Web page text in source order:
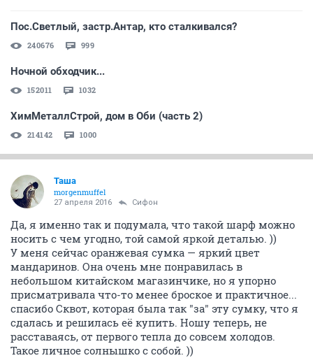
Пос.Светлый, застр.Антар, кто сталкивался?
240676 999
Ночной обходчик...
152011 1032
ХимМеталлСтрой, дом в Оби (часть 2)
214142 1000
Таша
morgenmuffel
27 апреля 2016 Сифон
Да, я именно так и подумала, что такой шарф можно
носить с чем угодно, той самой яркой деталью. ))
У меня сейчас оранжевая сумка — яркий цвет
мандаринов. Она очень мне понравилась в
небольшом китайском магазинчике, но я упорно
присматривала что-то менее броское и практичное...
спасибо Сквот, которая была так "за" эту сумку, что я
сдалась и решилась её купить. Ношу теперь, не
расставаясь, от первого тепла до совсем холодов.
Такое личное солнышко с собой. ))